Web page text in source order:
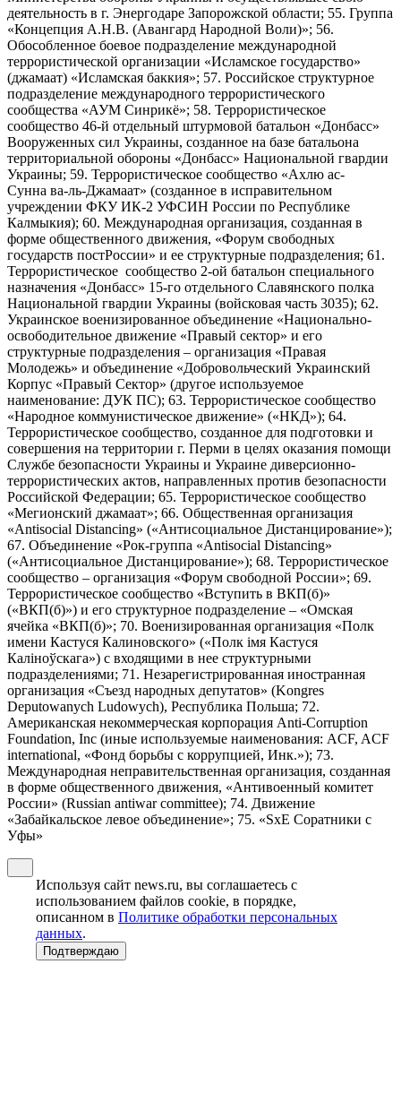
деятельность в г. Энергодаре Запорожской области; 55. Группа
«Концепция А.Н.В. (Авангард Народной Воли)»; 56.
Обособленное боевое подразделение международной
террористической организации «Исламское государство»
(джамаат) «Исламская баккия»; 57. Российское структурное
подразделение международного террористического
сообщества «АУМ Синрикё»; 58. Террористическое
сообщество 46-й отдельный штурмовой батальон «Донбасс»
Вооруженных сил Украины, созданное на базе батальона
территориальной обороны «Донбасс» Национальной гвардии
Украины; 59. Террористическое сообщество «Ахлю ас-
Сунна ва-ль-Джамаат» (созданное в исправительном
учреждении ФКУ ИК-2 УФСИН России по Республике
Калмыкия); 60. Международная организация, созданная в
форме общественного движения, «Форум свободных
государств постРоссии» и ее структурные подразделения; 61.
Террористическое сообщество 2-ой батальон специального
назначения «Донбасс» 15-го отдельного Славянского полка
Национальной гвардии Украины (войсковая часть 3035); 62.
Украинское военизированное объединение «Национально-
освободительное движение «Правый сектор» и его
структурные подразделения – организация «Правая
Молодежь» и объединение «Добровольческий Украинский
Корпус «Правый Сектор» (другое используемое
наименование: ДУК ПС); 63. Террористическое сообщество
«Народное коммунистическое движение» («НКД»); 64.
Террористическое сообщество, созданное для подготовки и
совершения на территории г. Перми в целях оказания помощи
Службе безопасности Украины и Украине диверсионно-
террористических актов, направленных против безопасности
Российской Федерации; 65. Террористическое сообщество
«Мегионский джамаат»; 66. Общественная организация
«Antisocial Distancing» («Антисоциальное Дистанцирование»);
67. Объединение «Рок-группа «Antisocial Distancing»
(«Антисоциальное Дистанцирование»); 68. Террористическое
сообщество – организация «Форум свободной России»; 69.
Террористическое сообщество «Вступить в ВКП(б)»
(«ВКП(б)») и его структурное подразделение – «Омская
ячейка «ВКП(б)»; 70. Военизированная организация «Полк
имени Кастуся Калиновского» («Полк iмя Кастуся
Калiноўскага») с входящими в нее структурными
подразделениями; 71. Незарегистрированная иностранная
организация «Съезд народных депутатов» (Kongres
Deputowanych Ludowych), Республика Польша; 72.
Американская некоммерческая корпорация Anti-Corruption
Foundation, Inc (иные используемые наименования: ACF, ACF
international, «Фонд борьбы с коррупцией, Инк.»); 73.
Международная неправительственная организация, созданная
в форме общественного движения, «Антивоенный комитет
России» (Russian antiwar committee); 74. Движение
«Забайкальское левое объединение»; 75. «SxE Соратники с
Уфы»
Используя сайт news.ru, вы соглашаетесь с
использованием файлов cookie, в порядке,
описанном в Политике обработки персональных
данных.
Подтверждаю